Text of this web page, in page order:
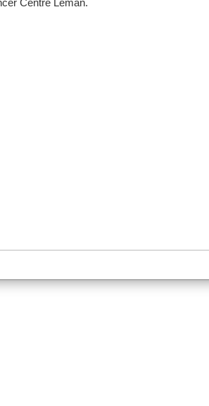
Centre Leman.